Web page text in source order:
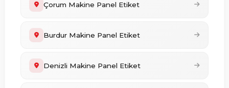
Çorum Makine Panel Etiket
Burdur Makine Panel Etiket
Denizli Makine Panel Etiket